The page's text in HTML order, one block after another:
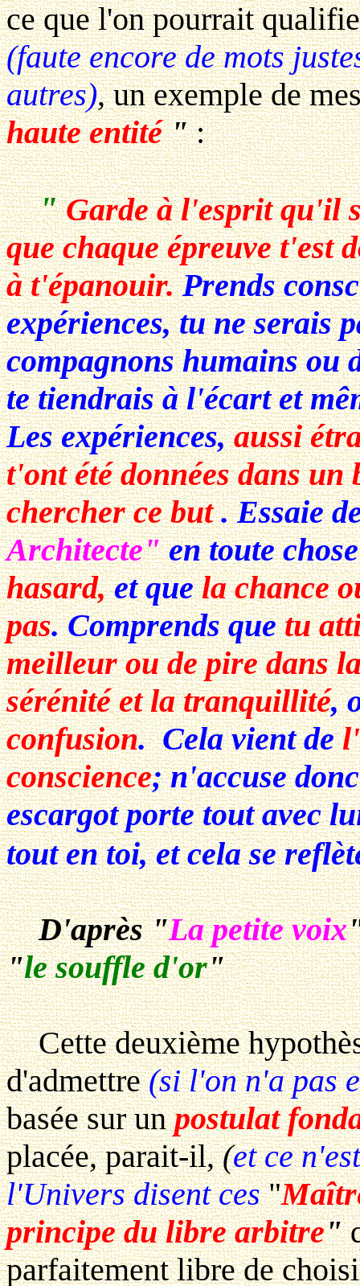
ce que l'on pourrait
(faute encore de mots
autres), un exemple de
haute entité":
" Garde à l'esprit qu'il
que chaque épreuve t'est
à t'épanouir.Prends
expériences, tu ne serais
compagnons humains ou
te tiendrais à l'écart et
Les expériences,aussi
t'ont été données dans un
chercher ce but. Essaie
Architecte"en toute
hasard,et quela chance
pas. Comprends quetu
meilleur ou de pire dans
sérénité et la tranquillité,
confusion. Cela vient de
conscience; n'accuse
escargot porte tout avec
tout en toi, et cela se
D'après "La petite voix
"le souffle d'or"
Cette deuxième
d'admettre(si l'on n'a pas
basée sur unpostulat
placée, parait-il,(et ce
l'Univers disent ces"
principe du libre arbitre"
parfaitement libre de